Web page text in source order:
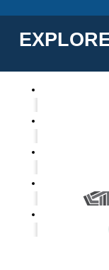
CHAIN